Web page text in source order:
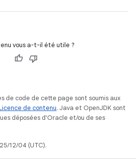
vous a-t-il été utile ?
de code de cette page sont soumis aux
de contenu. Java et OpenJDK sont
déposées d'Oracle et/ou de ses
12/04 (UTC).